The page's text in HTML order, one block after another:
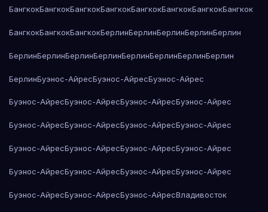
БангкокБангкокБангкокБангкокБангкокБангкокБангкокБангкок
БангкокБангкокБангкокБерлинБерлинБерлинБерлинБерлин
БерлинБерлинБерлинБерлинБерлинБерлинБерлинБерлин
БерлинБуэнос-АйресБуэнос-АйресБуэнос-Айрес
Буэнос-АйресБуэнос-АйресБуэнос-АйресБуэнос-Айрес
Буэнос-АйресБуэнос-АйресБуэнос-АйресБуэнос-Айрес
Буэнос-АйресБуэнос-АйресБуэнос-АйресБуэнос-Айрес
Буэнос-АйресБуэнос-АйресБуэнос-АйресБуэнос-Айрес
Буэнос-АйресБуэнос-АйресБуэнос-АйресВладивосток